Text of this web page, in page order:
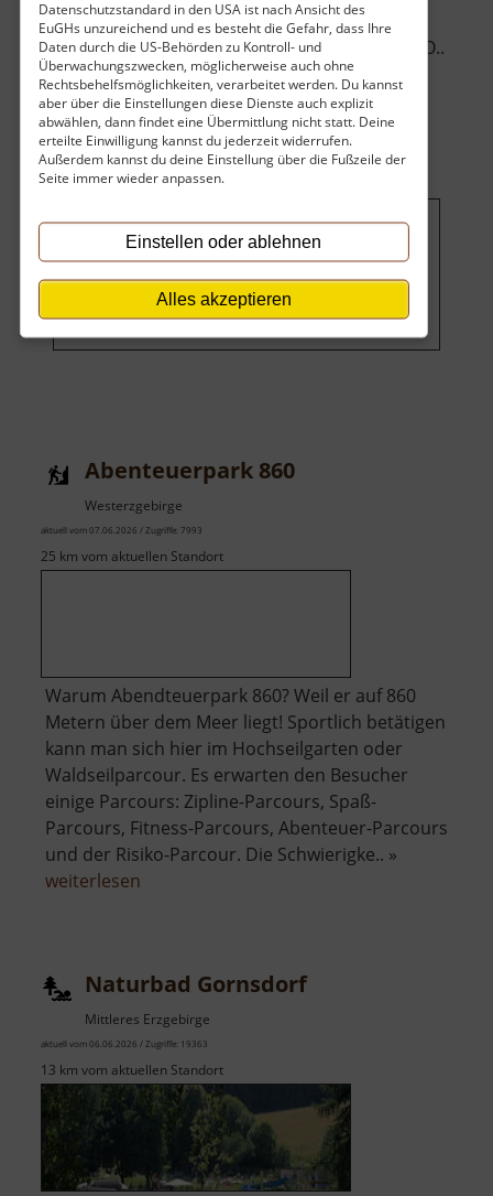
Datenschutzstandard in den USA ist nach Ansicht des
EuGHs unzureichend und es besteht die Gefahr, dass Ihre
Daten durch die US-Behörden zu Kontroll- und
Überwachungszwecken, möglicherweise auch ohne
Rechtsbehelfsmöglichkeiten, verarbeitet werden. Du kannst
aber über die Einstellungen diese Dienste auch explizit
abwählen, dann findet eine Übermittlung nicht statt. Deine
erteilte Einwilligung kannst du jederzeit widerrufen.
Außerdem kannst du deine Einstellung über die Fußzeile der
Seite immer wieder anpassen.
Einstellen oder ablehnen
Alles akzeptieren
Ausprobieren gewollt. Schreiben auf einer
Schiefertafel lernen? Mit der alten Schrift von O..
»weiterlesenüber
Ebersdorfer
Schulmuseum
Um dieses Projekt zu finanzieren,
wird hier Werbung eingeblendet.
Cookie-Einstellungen ändern
Abenteuerpark 860
Westerzgebirge
aktuell vom 07.06.2026 / Zugriffe: 7993
25 km vom aktuellen Standort
Warum Abendteuerpark 860? Weil er auf 860
Metern über dem Meer liegt! Sportlich betätigen
kann man sich hier im Hochseilgarten oder
Waldseilparcour. Es erwarten den Besucher
einige Parcours: Zipline-Parcours, Spaß-
Parcours, Fitness-Parcours, Abenteuer-Parcours
und der Risiko-Parcour. Die Schwierigke.. »
weiterlesen
Naturbad Gornsdorf
Mittleres Erzgebirge
aktuell vom 06.06.2026 / Zugriffe: 19363
13 km vom aktuellen Standort